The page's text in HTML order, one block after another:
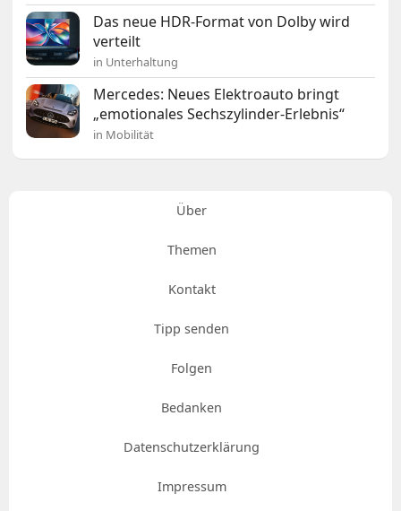
Das neue HDR-Format von Dolby wird
verteilt
in Unterhaltung
Mercedes: Neues Elektroauto bringt
„emotionales Sechszylinder-Erlebnis“
in Mobilität
Über
Themen
Kontakt
Tipp senden
Folgen
Bedanken
Datenschutzerklärung
Impressum